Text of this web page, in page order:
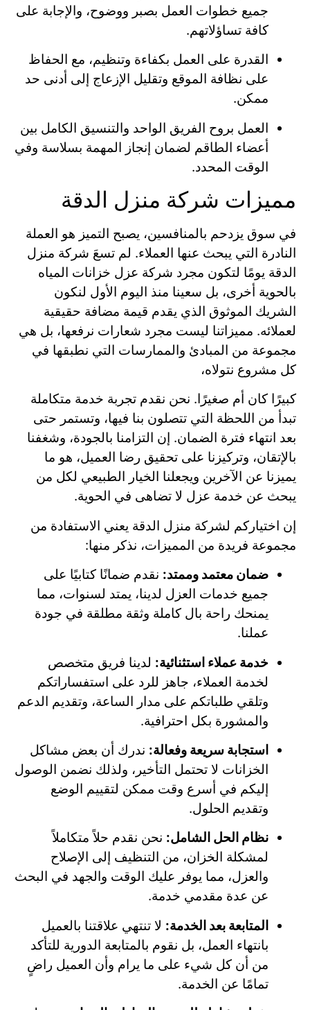
جميع خطوات العمل بصبر ووضوح، والإجابة على
كافة تساؤلاتهم.
القدرة على العمل بكفاءة وتنظيم، مع الحفاظ
على نظافة الموقع وتقليل الإزعاج إلى أدنى حد
ممكن.
العمل بروح الفريق الواحد والتنسيق الكامل بين
أعضاء الطاقم لضمان إنجاز المهمة بسلاسة وفي
الوقت المحدد.
مميزات شركة منزل الدقة
في سوق يزدحم بالمنافسين، يصبح التميز هو العملة
النادرة التي يبحث عنها العملاء. لم تسعَ شركة منزل
الدقة يومًا لتكون مجرد شركة عزل خزانات المياه
بالحوية أخرى، بل سعينا منذ اليوم الأول لنكون
الشريك الموثوق الذي يقدم قيمة مضافة حقيقية
لعملائه. مميزاتنا ليست مجرد شعارات نرفعها، بل هي
مجموعة من المبادئ والممارسات التي نطبقها في
كل مشروع نتولاه،
كبيرًا كان أم صغيرًا. نحن نقدم تجربة خدمة متكاملة
تبدأ من اللحظة التي تتصلون بنا فيها، وتستمر حتى
بعد انتهاء فترة الضمان. إن التزامنا بالجودة، وشغفنا
بالإتقان، وتركيزنا على تحقيق رضا العميل، هو ما
يميزنا عن الآخرين ويجعلنا الخيار الطبيعي لكل من
يبحث عن خدمة عزل لا تضاهى في الحوية.
إن اختياركم لشركة منزل الدقة يعني الاستفادة من
مجموعة فريدة من المميزات، نذكر منها:
ضمان معتمد وممتد: نقدم ضمانًا كتابيًا على
جميع خدمات العزل لدينا، يمتد لسنوات، مما
يمنحك راحة بال كاملة وثقة مطلقة في جودة
عملنا.
خدمة عملاء استثنائية: لدينا فريق متخصص
لخدمة العملاء، جاهز للرد على استفساراتكم
وتلقي طلباتكم على مدار الساعة، وتقديم الدعم
والمشورة بكل احترافية.
استجابة سريعة وفعالة: ندرك أن بعض مشاكل
الخزانات لا تحتمل التأخير، ولذلك نضمن الوصول
إليكم في أسرع وقت ممكن لتقييم الوضع
وتقديم الحلول.
نظام الحل الشامل: نحن نقدم حلاً متكاملاً
لمشكلة الخزان، من التنظيف إلى الإصلاح
والعزل، مما يوفر عليك الوقت والجهد في البحث
عن عدة مقدمي خدمة.
المتابعة بعد الخدمة: لا تنتهي علاقتنا بالعميل
بانتهاء العمل، بل نقوم بالمتابعة الدورية للتأكد
من أن كل شيء على ما يرام وأن العميل راضٍ
تمامًا عن الخدمة.